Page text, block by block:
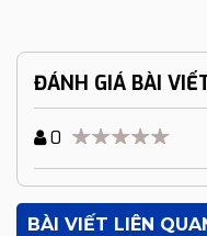
ĐÁNH GIÁ BÀI
0
BÀI VIẾT LIÊN